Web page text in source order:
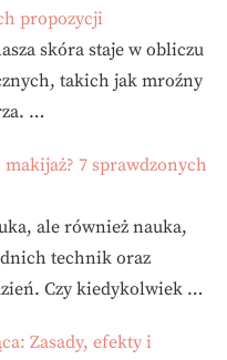
propozycji
skóra staje w obliczu
takich jak mroźny
…
7 sprawdzonych
ale również nauka,
technik oraz
Czy kiedykolwiek …
Zasady, efekty i